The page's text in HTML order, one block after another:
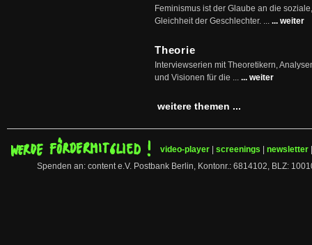
Feminismus ist der Glaube an die
Gleichheit der Geschlechter. ... ... weiter
Theorie
Interviewserien mit Theoretikern,
und Visionen für die ... ... weiter
weitere themen ...
video-player screenings newsletter
Spenden an: content e.V. Postbank Berlin, Kontonr.: 6814102, BLZ: